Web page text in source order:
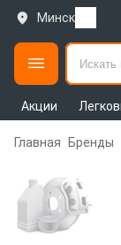
Минск
Акции
Главная Бренды